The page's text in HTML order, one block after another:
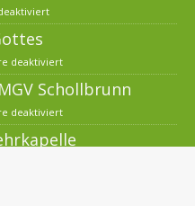
deaktiviert
Schollbrunn
deaktiviert